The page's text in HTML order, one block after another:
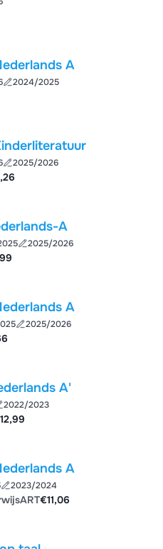
- Nederlands A
2024/2025
2025/2026
A
2025/2026
- Nederlands A
2025/2026
A'
2022/2023
A
2023/2024
€11,06